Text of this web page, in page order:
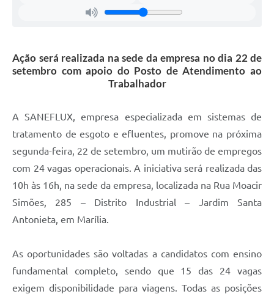
Ação será realizada na sede da empresa no dia 22 de
setembro com apoio do Posto de Atendimento ao
Trabalhador
A SANEFLUX, empresa especializada em sistemas de
tratamento de esgoto e efluentes, promove na próxima
segunda-feira, 22 de setembro, um mutirão de empregos
com 24 vagas operacionais. A iniciativa será realizada das
10h às 16h, na sede da empresa, localizada na Rua Moacir
Simões, 285 – Distrito Industrial – Jardim Santa
Antonieta, em Marília.
As oportunidades são voltadas a candidatos com ensino
fundamental completo, sendo que 15 das 24 vagas
exigem disponibilidade para viagens. Todas as posições